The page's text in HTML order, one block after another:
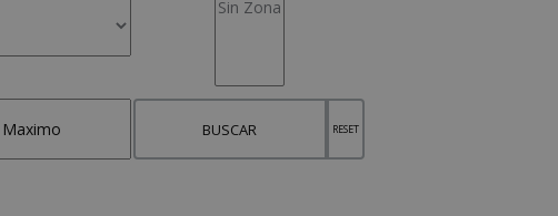
BUSCAR RESET